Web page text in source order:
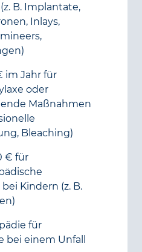
B. Implantate,
Inlays,
im Jahr für
oder
Maßnahmen
Bleaching)
€ für
Kindern (z. B.
für
bei einem Unfall